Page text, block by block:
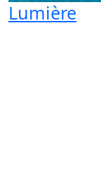
Lumière